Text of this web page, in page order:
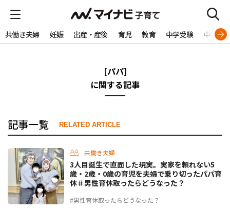
共働き夫婦 妊娠 出産・産後 育児 教育 中学受験 中学生
[パパ]
に関する記事
記事一覧 RELATED ARTICLE
共働き夫婦
#男性育休取ったらどうなった？
3人目誕生で直面した現実。実家を頼れない5
歳・2歳・0歳の育児を夫婦で乗り切ったパパ育
休＃男性育休取ったらどうなった？